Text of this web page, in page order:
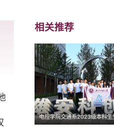
相关推荐
电控学院交通系2023级本科生